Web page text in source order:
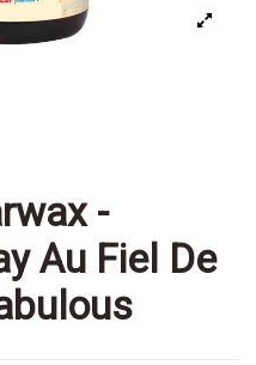
-
Au Fiel De